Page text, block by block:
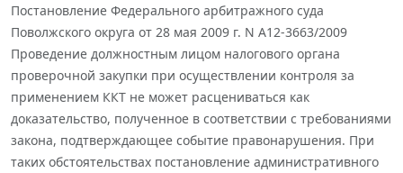
Постановление Федерального арбитражного суда
Поволжского округа от 28 мая 2009 г. N А12-3663/2009
Проведение должностным лицом налогового органа
проверочной закупки при осуществлении контроля за
применением ККТ не может расцениваться как
доказательство, полученное в соответствии с требованиями
закона, подтверждающее событие правонарушения. При
таких обстоятельствах постановление административного